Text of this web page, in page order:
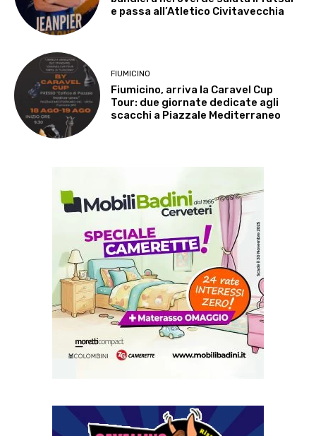
e passa all’Atletico Civitavecchia
FIUMICINO
Fiumicino, arriva la Caravel Cup
Tour: due giornate dedicate agli
scacchi a Piazzale Mediterraneo